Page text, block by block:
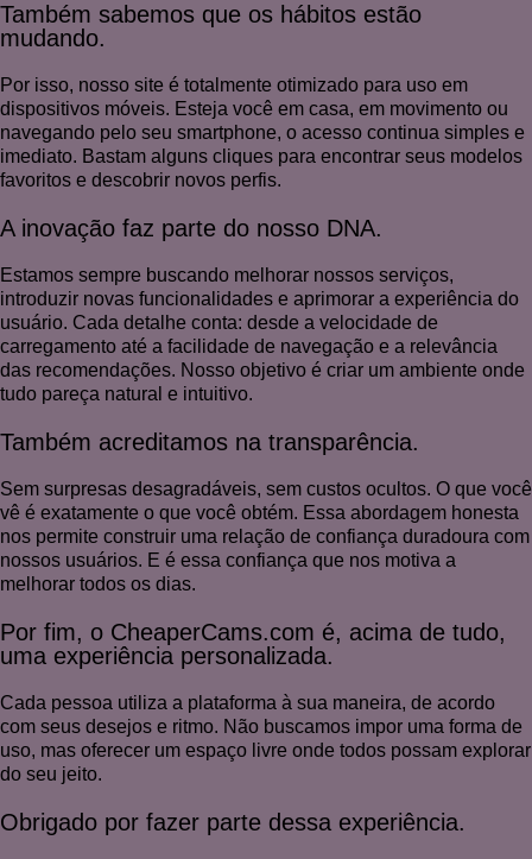
Também sabemos que os hábitos estão
mudando.
Por isso, nosso site é totalmente otimizado para uso em
dispositivos móveis. Esteja você em casa, em movimento ou
navegando pelo seu smartphone, o acesso continua simples e
imediato. Bastam alguns cliques para encontrar seus modelos
favoritos e descobrir novos perfis.
A inovação faz parte do nosso DNA.
Estamos sempre buscando melhorar nossos serviços,
introduzir novas funcionalidades e aprimorar a experiência do
usuário. Cada detalhe conta: desde a velocidade de
carregamento até a facilidade de navegação e a relevância
das recomendações. Nosso objetivo é criar um ambiente onde
tudo pareça natural e intuitivo.
Também acreditamos na transparência.
Sem surpresas desagradáveis, sem custos ocultos. O que você
vê é exatamente o que você obtém. Essa abordagem honesta
nos permite construir uma relação de confiança duradoura com
nossos usuários. E é essa confiança que nos motiva a
melhorar todos os dias.
Por fim, o CheaperCams.com é, acima de tudo,
uma experiência personalizada.
Cada pessoa utiliza a plataforma à sua maneira, de acordo
com seus desejos e ritmo. Não buscamos impor uma forma de
uso, mas oferecer um espaço livre onde todos possam explorar
do seu jeito.
Obrigado por fazer parte dessa experiência.